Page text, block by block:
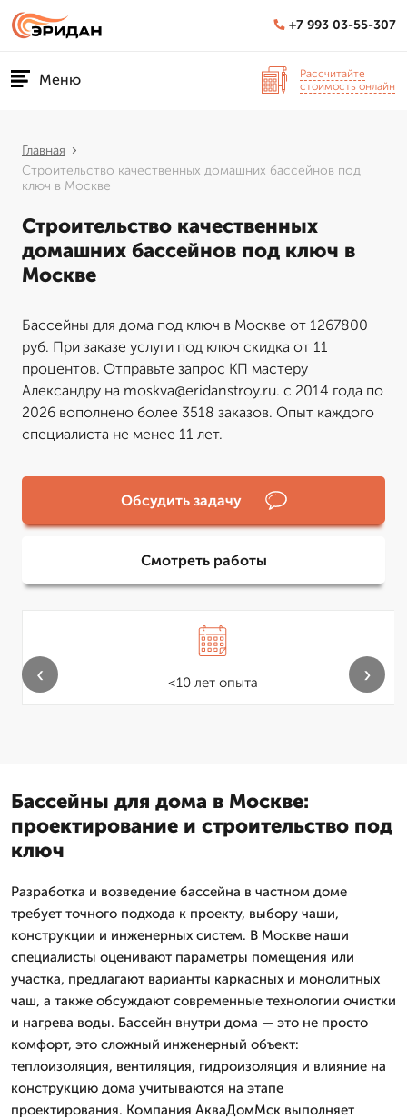
+7 993 03-55-307
Меню
Рассчитайте
стоимость онлайн
Главная
Строительство качественных домашних бассейнов под
ключ в Москве
Строительство качественных
домашних бассейнов под ключ в
Москве
Бассейны для дома под ключ в Москве от 1267800
руб. При заказе услуги под ключ скидка от 11
процентов. Отправьте запрос КП мастеру
Александру на moskva@eridanstroy.ru. с 2014 года по
2026 вополнено более 3518 заказов. Опыт каждого
специалиста не менее 11 лет.
Обсудить задачу
Смотреть работы
<10 лет опыта
‹ ›
Бассейны для дома в Москве:
проектирование и строительство под
ключ
Разработка и возведение бассейна в частном доме
требует точного подхода к проекту, выбору чаши,
конструкции и инженерных систем. В Москве наши
специалисты оценивают параметры помещения или
участка, предлагают варианты каркасных и монолитных
чаш, а также обсуждают современные технологии очистки
и нагрева воды. Бассейн внутри дома — это не просто
комфорт, это сложный инженерный объект:
теплоизоляция, вентиляция, гидроизоляция и влияние на
конструкцию дома учитываются на этапе
проектирования. Компания АкваДомМск выполняет